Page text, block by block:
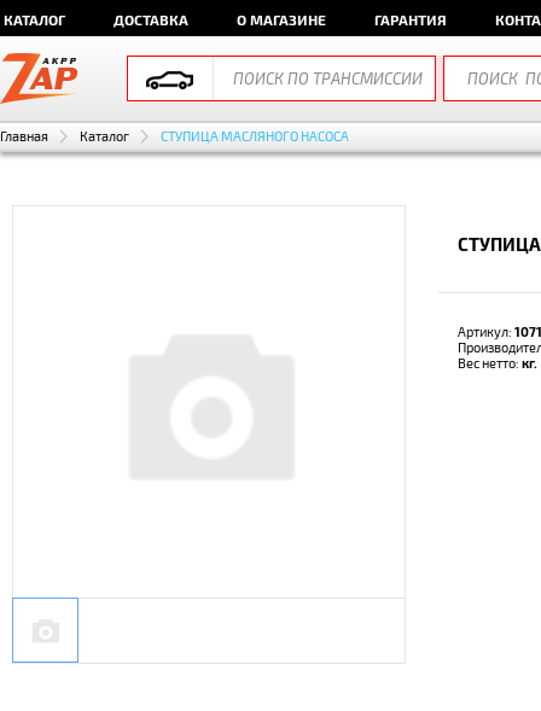
КАТАЛОГ ДОСТАВКА О МАГАЗИНЕ ГАРАНТИЯ
Главная Каталог СТУПИЦА МАСЛЯНОГО НАСОСА
СТУПИЦА
Артикул:
Вес нетто: кг.